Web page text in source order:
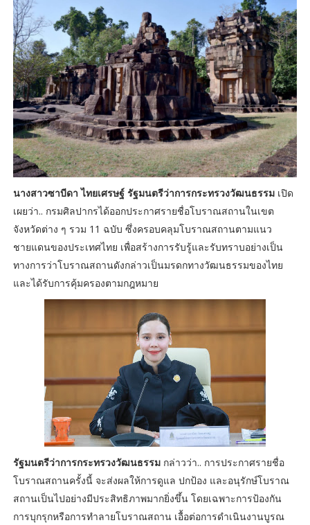
นางสาวซาบีดา ไทยเศรษฐ์ รัฐมนตรีว่าการกระทรวงวัฒนธรรมเปิด
เผยว่า.. กรมศิลปากรได้ออกประกาศรายชื่อโบราณสถานในเขต
จังหวัดต่าง ๆ รวม 11 ฉบับ ซึ่งครอบคลุมโบราณสถานตามแนว
ชายแดนของประเทศไทย เพื่อสร้างการรับรู้และรับทราบอย่างเป็น
ทางการว่าโบราณสถานดังกล่าวเป็นมรดกทางวัฒนธรรมของไทย
และได้รับการคุ้มครองตามกฎหมาย
รัฐมนตรีว่าการกระทรวงวัฒนธรรมกล่าวว่า.. การประกาศรายชื่อ
โบราณสถานครั้งนี้ จะส่งผลให้การดูแล ปกป้อง และอนุรักษ์โบราณ
สถานเป็นไปอย่างมีประสิทธิภาพมากยิ่งขึ้น โดยเฉพาะการป้องกัน
การบุกรุกหรือการทำลายโบราณสถาน เอื้อต่อการดำเนินงานบูรณ